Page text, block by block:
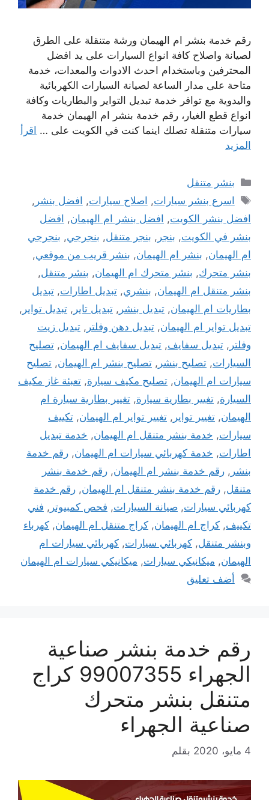
رقم خدمة بنشر ام الهيمان ورشة متنقلة على الطرق
لصيانة واصلاح كافة انواع السيارات على يد افضل
المحترفين وباستخدام احدث الادوات والمعدات، خدمة
متاحة على مدار الساعة لصيانة السيارات الكهربائية
واليدوية مع توافر خدمة تبديل التواير والبطاريات وكافة
انواع قطع الغيار، رقم خدمة بنشر ام الهيمان خدمة
سيارات متنقلة تصلك اينما كنت في الكويت على … اقرأ
المزيد
التصنيفات
بنشر متنقل
الوسوم
اسرع بنشر سيارات, اصلاح سيارات, افضل بنشر ,
افضل بنشر الكويت, افضل بنشر ام الهيمان, افضل
بنشر في الكويت, بنجر , بنجر متنقل, بنجرجي, بنجرجي
ام الهيمان, بنشر ام الهيمان, بنشر قريب من موقعي,
بنشر متحرك, بنشر متحرك ام الهيمان, بنشر متنقل,
بنشر متنقل ام الهيمان, بنشري, تبديل اطارات, تبديل
بطاريات ام الهيمان, تبديل بنشر , تبديل تاير , تبديل تواير ,
تبديل تواير ام الهيمان, تبديل دهن وفلتر , تبديل زيت
وفلتر , تبديل سفايف, تبديل سفايف ام الهيمان, تصليح
السيارات, تصليح بنشر , تصليح بنشر ام الهيمان, تصليح
سيارات ام الهيمان, تصليح مكيف سيارة, تعبئة غاز مكيف
السيارة, تغيير بطارية سيارة, تغيير بطارية سيارة ام
الهيمان, تغيير تواير , تغيير تواير ام الهيمان, تكييف
سيارات, خدمة بنشر متنقل ام الهيمان, خدمة تبديل
اطارات, خدمة كهربائي سيارات ام الهيمان, رقم خدمة
بنشر , رقم خدمة بنشر ام الهيمان, رقم خدمة بنشر
متنقل, رقم خدمة بنشر متنقل ام الهيمان, رقم خدمة
كهربائي سيارات, صيانة السيارات, فحص كمبيوتر , فني
تكييف, كراج ام الهيمان, كراج متنقل ام الهيمان, كهرباء
وبنشر متنقل, كهربائي سيارات, كهربائي سيارات ام
الهيمان, ميكانيكي سيارات, ميكانيكي سيارات ام الهيمان
أضف تعليق
رقم خدمة بنشر صناعية
الجهراء 99007355 كراج
متنقل بنشر متحرك
صناعية الجهراء
4 مايو، 2020 بقلم